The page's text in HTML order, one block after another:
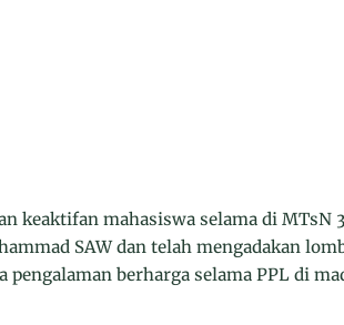
keaktifan mahasiswa selama di MTsN
SAW dan telah mengadakan
berharga selama PPL di